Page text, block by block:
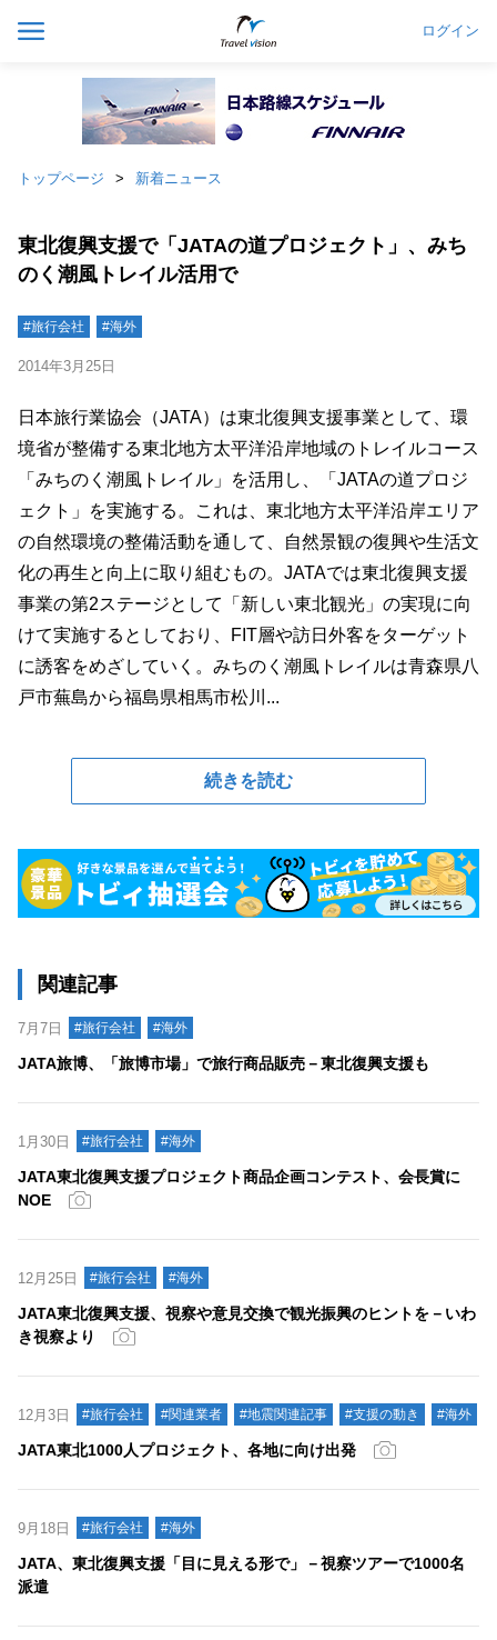
ログイン
トップページ 新着ニュース
東北復興支援で「JATAの道プロジェクト」、みち
のく潮風トレイル活用で
#旅行会社 #海外
2014年3月25日
日本旅行業協会（JATA）は東北復興支援事業として、環
境省が整備する東北地方太平洋沿岸地域のトレイルコース
「みちのく潮風トレイル」を活用し、「JATAの道プロジ
ェクト」を実施する。これは、東北地方太平洋沿岸エリア
の自然環境の整備活動を通して、自然景観の復興や生活文
化の再生と向上に取り組むもの。JATAでは東北復興支援
事業の第2ステージとして「新しい東北観光」の実現に向
けて実施するとしており、FIT層や訪日外客をターゲット
に誘客をめざしていく。みちのく潮風トレイルは青森県八
戸市蕪島から福島県相馬市松川...
続きを読む
関連記事
7月7日 #旅行会社 #海外
JATA旅博、「旅博市場」で旅行商品販売－東北復興支援も
1月30日 #旅行会社 #海外
JATA東北復興支援プロジェクト商品企画コンテスト、会長賞に
NOE
12月25日 #旅行会社 #海外
JATA東北復興支援、視察や意見交換で観光振興のヒントを－いわ
き視察より
12月3日 #旅行会社 #関連業者 #地震関連記事 #支援の動き #海外
JATA東北1000人プロジェクト、各地に向け出発
9月18日 #旅行会社 #海外
JATA、東北復興支援「目に見える形で」－視察ツアーで1000名
派遣